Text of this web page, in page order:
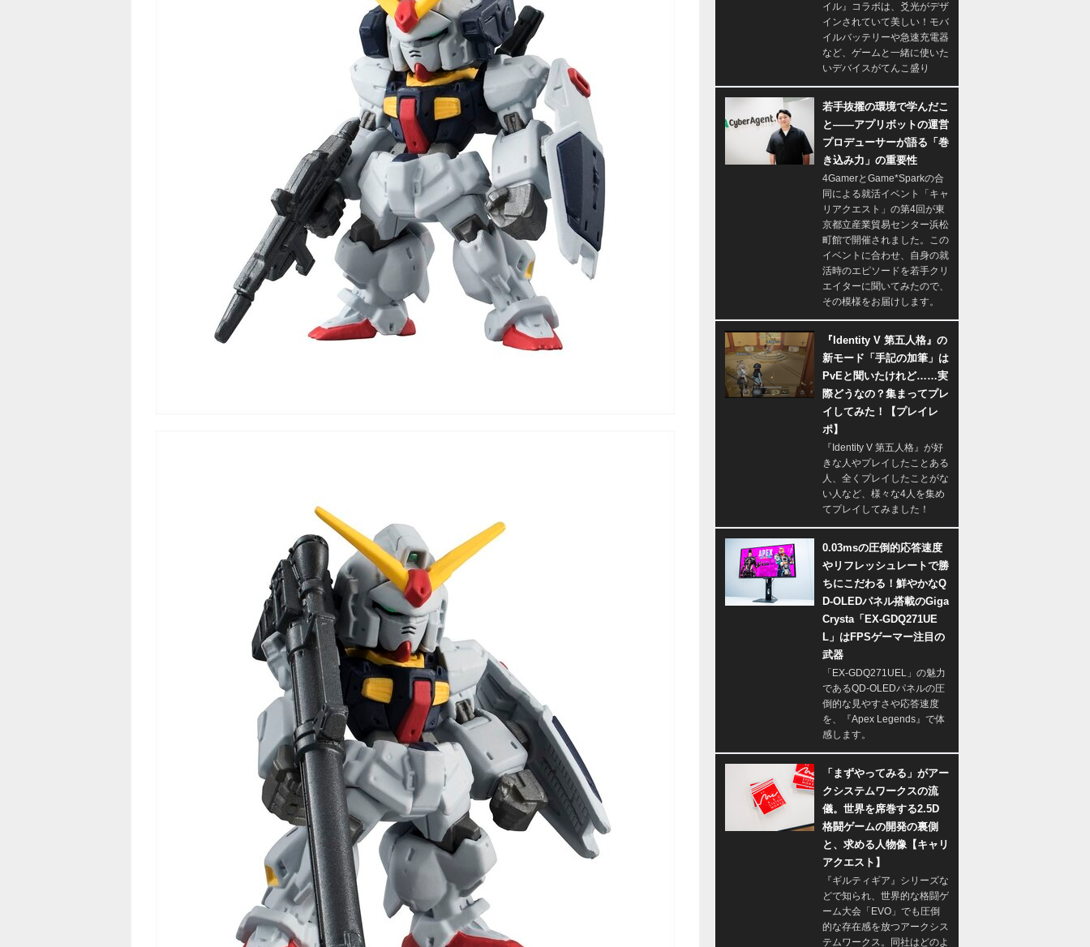
イル』コラボは、爻光がデザ
インされていて美しい！モバ
イルバッテリーや急速充電器
など、ゲームと一緒に使いた
いデバイスがてんこ盛り
若手抜擢の環境で学んだこ
と――アプリボットの運営
プロデューサーが語る「巻
き込み力」の重要性
4GamerとGame*Sparkの合
同による就活イベント「キャ
リアクエスト」の第4回が東
京都立産業貿易センター浜松
町館で開催されました。この
イベントに合わせ、自身の就
活時のエピソードを若手クリ
エイターに聞いてみたので、
その模様をお届けします。
『Identity V 第五人格』の
新モード「手記の加筆」は
PvEと聞いたけれど……実
際どうなの？集まってプレ
イしてみた！【プレイレ
ポ】
『Identity V 第五人格』が好
きな人やプレイしたことある
人、全くプレイしたことがな
い人など、様々な4人を集め
てプレイしてみました！
0.03msの圧倒的応答速度
やリフレッシュレートで勝
ちにこだわる！鮮やかなQ
D-OLEDパネル搭載のGiga
Crysta「EX-GDQ271UE
L」はFPSゲーマー注目の
武器
「EX-GDQ271UEL」の魅力
であるQD-OLEDパネルの圧
倒的な見やすさや応答速度
を、『Apex Legends』で体
感します。
「まずやってみる」がアー
クシステムワークスの流
儀。世界を席巻する2.5D
格闘ゲームの開発の裏側
と、求める人物像【キャリ
アクエスト】
『ギルティギア』シリーズな
どで知られ、世界的な格闘ゲ
ーム大会「EVO」でも圧倒
的な存在感を放つアークシス
テムワークス。同社はどのよ